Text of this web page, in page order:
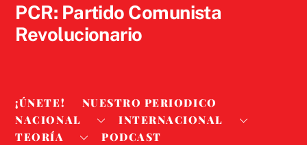
PCR: Partido Comunista
Revolucionario
¡ÚNETE!
NUESTRO PERIODICO
NACIONAL
INTERNACIONAL
TEORÍA
PODCAST